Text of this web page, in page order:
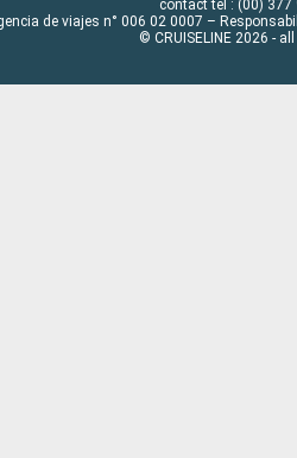
contact tel : (00) 377
de viajes n° 006 02 0007 –
© CRUISELINE 2026 -